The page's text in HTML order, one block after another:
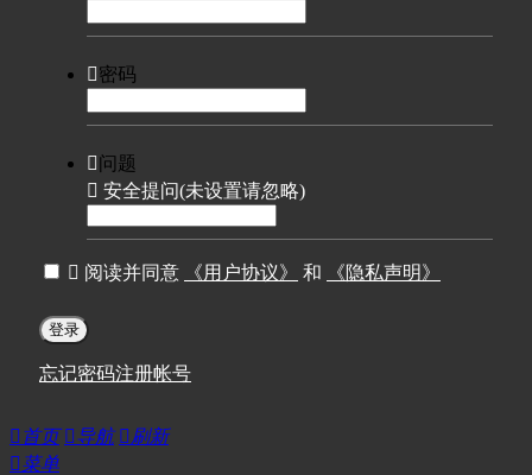
密码
问题
 安全提问(未设置请忽略)
 阅读并同意 《用户协议》 和 《隐私声明》
登录
忘记密码注册帐号
 首页 导航  刷新
菜单